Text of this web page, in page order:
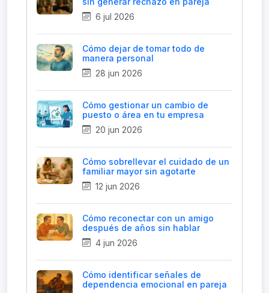
6 jul 2026
Cómo dejar de tomar todo de
manera personal
28 jun 2026
Cómo gestionar un cambio de
puesto o área en tu empresa
20 jun 2026
Cómo sobrellevar el cuidado de un
familiar mayor sin agotarte
12 jun 2026
Cómo reconectar con un amigo
después de años sin hablar
4 jun 2026
Cómo identificar señales de
dependencia emocional en pareja